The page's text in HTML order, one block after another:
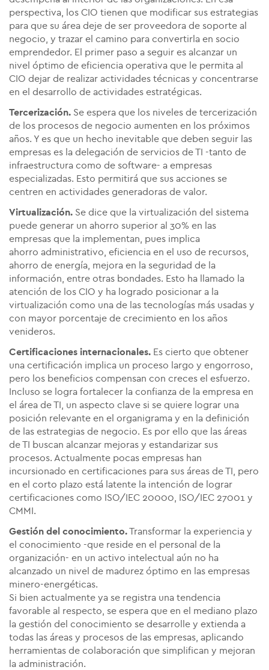
perspectiva, los CIO tienen que modificar sus estrategias
para que su área deje de ser proveedora de soporte al
negocio, y trazar el camino para convertirla en socio
emprendedor. El primer paso a seguir es alcanzar un
nivel óptimo de eficiencia operativa que le permita al
CIO dejar de realizar actividades técnicas y concentrarse
en el desarrollo de actividades estratégicas.
Tercerización. Se espera que los niveles de tercerización
de los procesos de negocio aumenten en los próximos
años. Y es que un hecho inevitable que deben seguir las
empresas es la delegación de servicios de TI -tanto de
infraestructura como de software- a empresas
especializadas. Esto permitirá que sus acciones se
centren en actividades generadoras de valor.
Virtualización. Se dice que la virtualización del sistema
puede generar un ahorro superior al 30% en las
empresas que la implementan, pues implica
ahorro administrativo, eficiencia en el uso de recursos,
ahorro de energía, mejora en la seguridad de la
información, entre otras bondades. Esto ha llamado la
atención de los CIO y ha logrado posicionar a la
virtualización como una de las tecnologías más usadas y
con mayor porcentaje de crecimiento en los años
venideros.
Certificaciones internacionales. Es cierto que obtener
una certificación implica un proceso largo y engorroso,
pero los beneficios compensan con creces el esfuerzo.
Incluso se logra fortalecer la confianza de la empresa en
el área de TI, un aspecto clave si se quiere lograr una
posición relevante en el organigrama y en la definición
de las estrategias de negocio. Es por ello que las áreas
de TI buscan alcanzar mejoras y estandarizar sus
procesos. Actualmente pocas empresas han
incursionado en certificaciones para sus áreas de TI, pero
en el corto plazo está latente la intención de lograr
certificaciones como ISO/IEC 20000, ISO/IEC 27001 y
CMMI.
Gestión del conocimiento.Transformar la experiencia y
el conocimiento -que reside en el personal de la
organización- en un activo intelectual aún no ha
alcanzado un nivel de madurez óptimo en las empresas
minero-energéticas.
Si bien actualmente ya se registra una tendencia
favorable al respecto, se espera que en el mediano plazo
la gestión del conocimiento se desarrolle y extienda a
todas las áreas y procesos de las empresas, aplicando
herramientas de colaboración que simplifican y mejoran
la administración.